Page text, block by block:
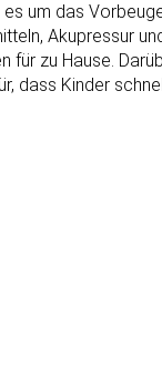
um das
Akupressur
zu Hause.
dass Kinder